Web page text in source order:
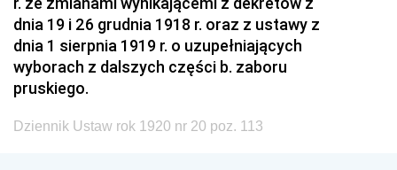
dnia 19 i 26 grudnia 1918 r. oraz z ustawy z
dnia 1 sierpnia 1919 r. o uzupełniających
wyborach z dalszych części b. zaboru
pruskiego.
Dziennik Ustaw rok 1920 nr 20 poz. 113